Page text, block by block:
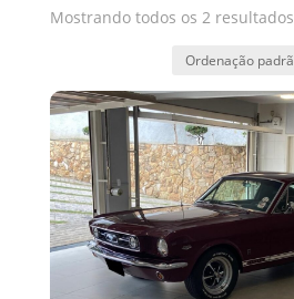
Mostrando todos os 2 resultados